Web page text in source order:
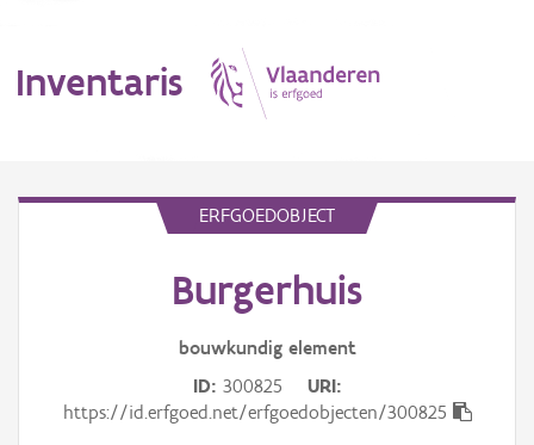
Inventaris
ERFGOEDOBJECT
Burgerhuis
bouwkundig element
ID 300825
URI
https://id.erfgoed.net/erfgoedobjecten/300825